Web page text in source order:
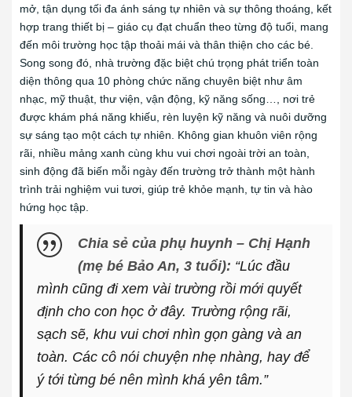
mở, tận dụng tối đa ánh sáng tự nhiên và sự thông thoáng, kết
hợp trang thiết bị – giáo cụ đạt chuẩn theo từng độ tuổi, mang
đến môi trường học tập thoải mái và thân thiện cho các bé.
Song song đó, nhà trường đặc biệt chú trọng phát triển toàn
diện thông qua 10 phòng chức năng chuyên biệt như âm
nhạc, mỹ thuật, thư viện, vận động, kỹ năng sống…, nơi trẻ
được khám phá năng khiếu, rèn luyện kỹ năng và nuôi dưỡng
sự sáng tạo một cách tự nhiên. Không gian khuôn viên rộng
rãi, nhiều mảng xanh cùng khu vui chơi ngoài trời an toàn,
sinh động đã biến mỗi ngày đến trường trở thành một hành
trình trải nghiệm vui tươi, giúp trẻ khỏe mạnh, tự tin và hào
hứng học tập.
Chia sẻ của phụ huynh – Chị Hạnh
(mẹ bé Bảo An, 3 tuổi): “Lúc đầu
mình cũng đi xem vài trường rồi mới quyết
định cho con học ở đây. Trường rộng rãi,
sạch sẽ, khu vui chơi nhìn gọn gàng và an
toàn. Các cô nói chuyện nhẹ nhàng, hay để
ý tới từng bé nên mình khá yên tâm.”